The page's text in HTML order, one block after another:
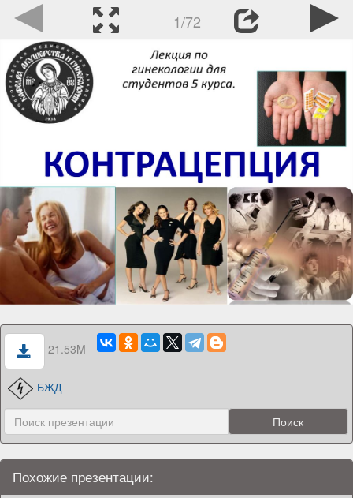
1/72
21.53M
БЖД
Похожие презентации: